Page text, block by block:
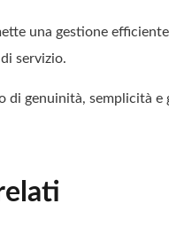
una gestione
servizio.
di genuinità, semplicità